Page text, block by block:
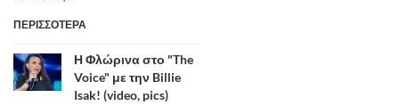
ΠΕΡΙΣΣΟΤΕΡΑ
Η Φλώρινα στο "The
Voice" με την Billie
Isak! (video, pics)